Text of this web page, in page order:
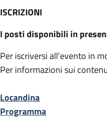
ISCRIZIONI
I posti disponibili in
Per iscriversi all'evento in
Per informazioni sui
Locandina
Programma